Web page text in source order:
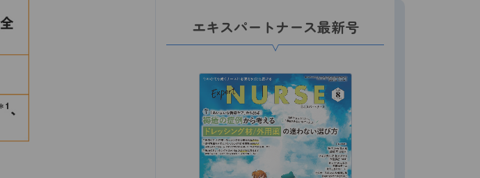
エキスパートナース最新号